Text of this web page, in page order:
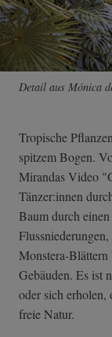
Detail aus Mónica
Tropische
spitzem Bogen.
Mirandas Video
Tänzer:innen
Baum durch
Monstera-Blättern
Gebäuden. Es ist
oder sich erholen,
freie Natur.